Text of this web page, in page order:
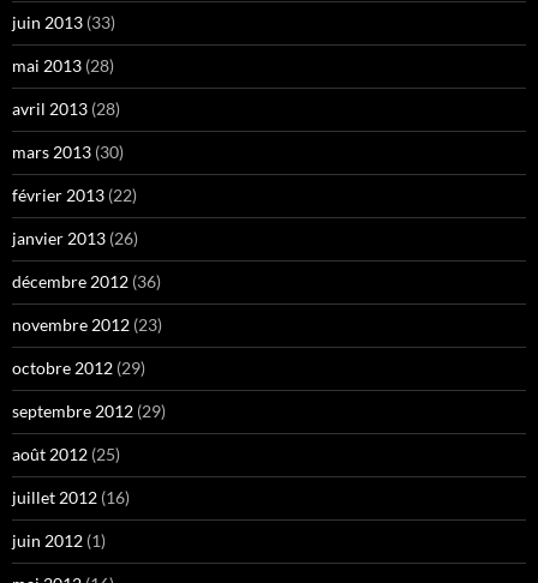
juin 2013 (33)
mai 2013 (28)
avril 2013 (28)
mars 2013 (30)
février 2013 (22)
janvier 2013 (26)
décembre 2012 (36)
novembre 2012 (23)
octobre 2012 (29)
septembre 2012 (29)
août 2012 (25)
juillet 2012 (16)
juin 2012 (1)